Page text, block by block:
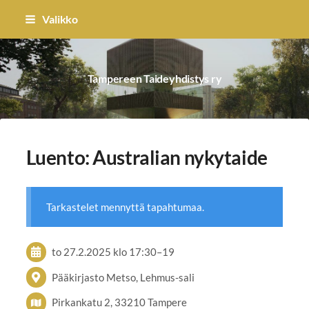
Siirry
sisältöön
Valikko
Tampereen Taideyhdistys ry
Luento: Australian nykytaide
Tarkastelet mennyttä tapahtumaa.
to 27.2.2025 klo 17:30–19
Pääkirjasto Metso, Lehmus-sali
Pirkankatu 2, 33210 Tampere